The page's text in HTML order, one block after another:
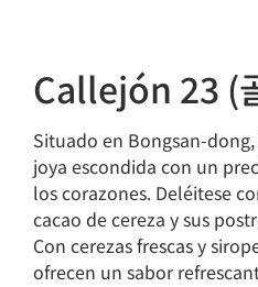
Callejón 23 (
Situado en Bongsan-
joya escondida con un
los corazones. Deléitese
cacao de cereza y sus
Con cerezas frescas y
ofrecen un sabor